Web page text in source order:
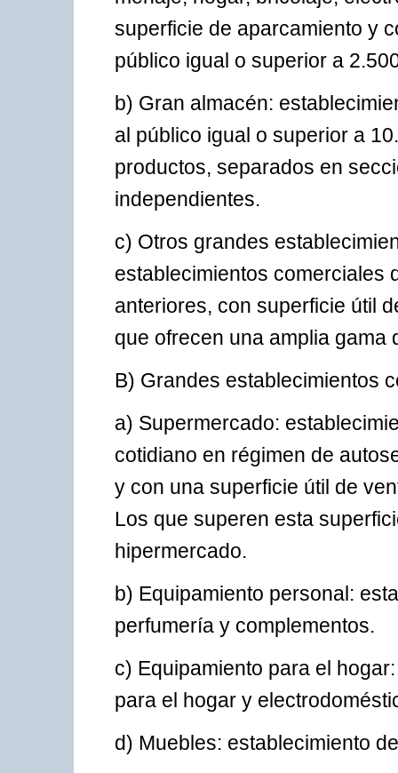
superficie de aparcamiento y
público igual o superior a
b) Gran almacén:
al público igual o superior a
productos, separados en
independientes.
c) Otros grandes
establecimientos comerciales
anteriores, con superficie útil
que ofrecen una amplia gama
B) Grandes establecimientos
a) Supermercado:
cotidiano en régimen de
y con una superficie útil de
Los que superen esta
hipermercado.
b) Equipamiento personal:
perfumería y complementos.
c) Equipamiento para el
para el hogar y
d) Muebles: establecimiento